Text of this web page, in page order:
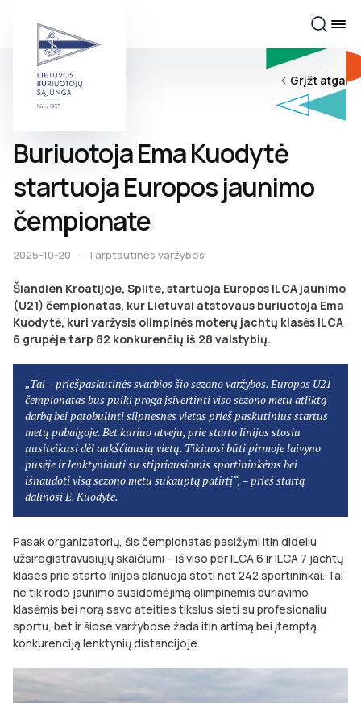
Grįžt atgal
Buriuotoja Ema Kuodytė
startuoja Europos jaunimo
čempionate
2025-10-20 · Tarptautinės varžybos
Šiandien Kroatijoje, Splite, startuoja Europos ILCA jaunimo
(U21) čempionatas, kur Lietuvai atstovaus buriuotoja Ema
Kuodytė, kuri varžysis olimpinės moterų jachtų klasės ILCA
6 grupėje tarp 82 konkurenčių iš 28 valstybių.
„Tai – priešpaskutinės svarbios šio sezono varžybos. Europos U21
čempionatas bus puiki proga įsivertinti viso sezono metu atliktą
darbą bei patobulinti silpnesnes vietas prieš paskutinius startus
metų pabaigoje. Bet kuriuo atveju, prie starto linijos stosiu
nusiteikusi dėl aukščiausių vietų. Tikiuosi būti pirmoje laivyno
pusėje ir lenktyniauti su stipriausiomis sportininkėms bei
išnaudoti visą sezono metu sukauptą patirtį“, – prieš startą
dalinosi E. Kuodytė.
Pasak organizatorių, šis čempionatas pasižymi itin dideliu
užsiregistravusiųjų skaičiumi – iš viso per ILCA 6 ir ILCA 7 jachtų
klases prie starto linijos planuoja stoti net 242 sportininkai. Tai
ne tik rodo jaunimo susidomėjimą olimpinėmis buriavimo
klasėmis bei norą savo ateities tikslus sieti su profesionaliu
sportu, bet ir šiose varžybose žada itin artimą bei įtemptą
konkurenciją lenktynių distancijoje.